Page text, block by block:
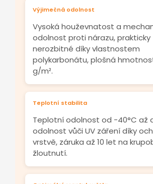
Výjimečná odolnost
Vysoká houževnatost a
odolnost proti nárazu, prakticky
nerozbitné díky vlastnostem
polykarbonátu, plošná
g/m².
Teplotní stabilita
Teplotní odolnost od -40°C až
odolnost vůči UV záření díky
vrstvě, záruka až 10 let na
žloutnutí.